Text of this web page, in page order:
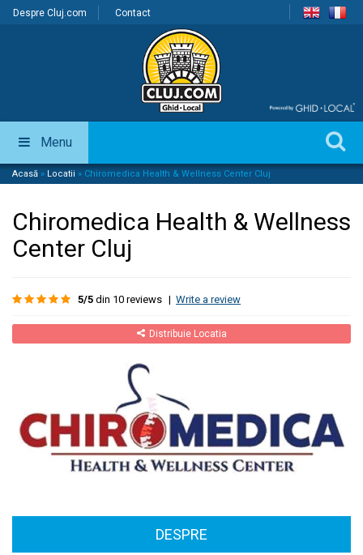
Despre Cluj.com Contact
Menu
Acasă » Locatii » Chiromedica Health & Wellness Center Cluj
Chiromedica Health & Wellness
Center Cluj
5/5 din 10 reviews | Write a review
Distribuie Locatia
DESPRE